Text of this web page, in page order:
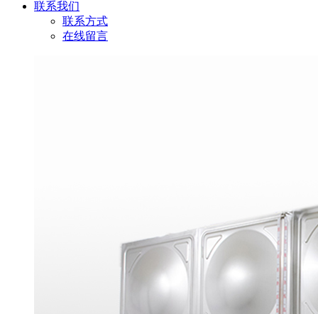
联系我们
联系方式
在线留言